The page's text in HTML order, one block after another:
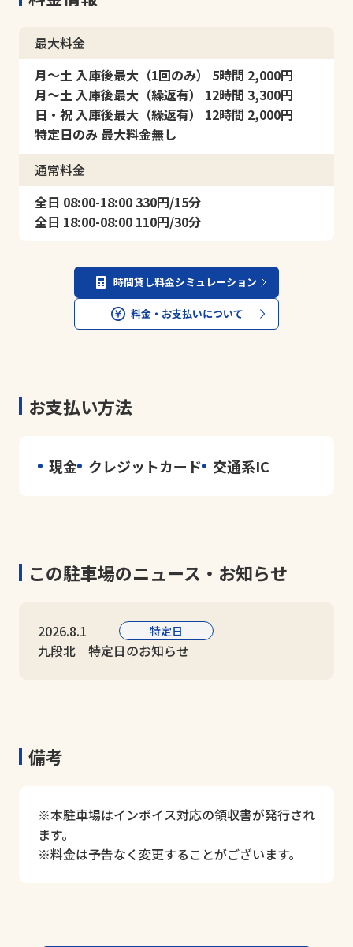
最大料金
月～土 入庫後最大（1回のみ） 5時間 2,000円
月～土 入庫後最大（繰返有） 12時間 3,300円
日・祝 入庫後最大（繰返有） 12時間 2,000円
特定日のみ 最大料金無し
通常料金
全日 08:00-18:00 330円/15分
全日 18:00-08:00 110円/30分
時間貸し料金シミュレーション
料金・お支払いについて
お支払い方法
現金 クレジットカード 交通系IC
この駐車場のニュース・お知らせ
2026.8.1 特定日
九段北 特定日のお知らせ
備考
※本駐車場はインボイス対応の領収書が発行され
ます。
※料金は予告なく変更することがございます。